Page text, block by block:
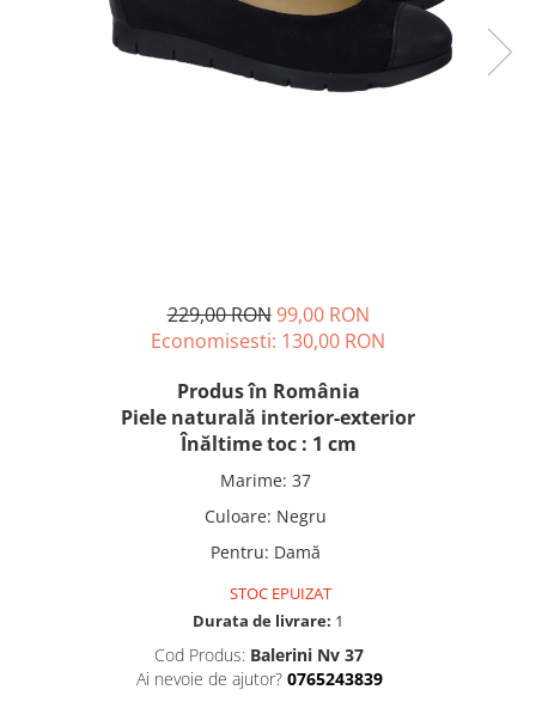
229,00 RON 99,00 RON
Economisesti: 130,00 RON
Produs în România
Piele naturală interior-exterior
Înăltime toc : 1 cm
Marime: 37
Culoare: Negru
Pentru: Damă
STOC EPUIZAT
Durata de livrare: 1
Cod Produs: Balerini Nv 37
Ai nevoie de ajutor? 0765243839